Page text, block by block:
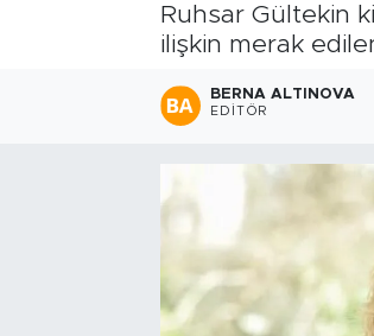
Ruhsar Gültekin
ilişkin merak
BERNA ALTINOVA
EDITÖR
Tüm Manşetler
Son Dakika Haberleri